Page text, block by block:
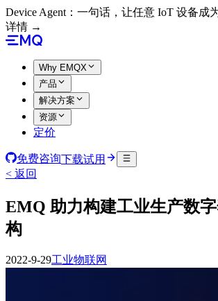
Device Agent：一句话，让任意 IoT 设备成
详情 →
Why EMQX
产品
解决方案
资源
定价
免费咨询下载试用
< 返回
EMQ 助力构建工业生产数
构
2022-9-29工业物联网